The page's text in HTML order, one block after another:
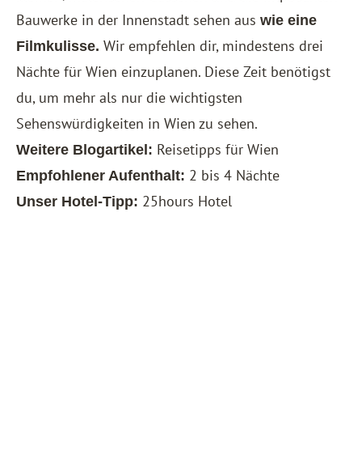
Bauwerke in der Innenstadt sehen aus wie eine
Filmkulisse. Wir empfehlen dir, mindestens drei
Nächte für Wien einzuplanen. Diese Zeit benötigst
du, um mehr als nur die wichtigsten
Sehenswürdigkeiten in Wien zu sehen.
Weitere Blogartikel: Reisetipps für Wien
Empfohlener Aufenthalt: 2 bis 4 Nächte
Unser Hotel-Tipp: 25hours Hotel